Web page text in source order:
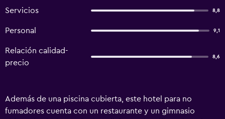
Servicios 8,8
Personal 9,1
Relación calidad-
precio
8,6
Además de una piscina cubierta, este hotel para no
fumadores cuenta con un restaurante y un gimnasio